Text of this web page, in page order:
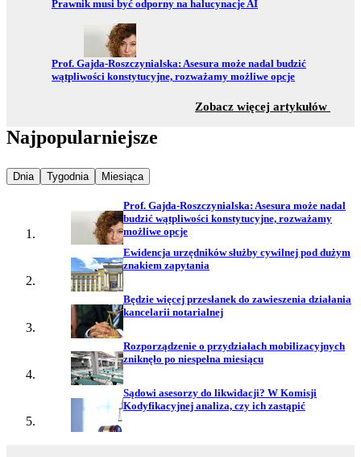
Przejdź do:
Prawnik musi być odporny na halucynacje AI
Przejdź do:
Prof. Gajda-Roszczynialska: Asesura może nadal budzić
wątpliwości konstytucyjne, rozważamy możliwe opcje
Zobacz więcej artykułów
Najpopularniejsze
Najpopularniejsze wiadomości z
Dnia Najpopularniejsze wiadomości z
Tygodnia Najpopularniejsze wiadomości z
Miesiąca
Prof. Gajda-Roszczynialska: Asesura może nadal
budzić wątpliwości konstytucyjne, rozważamy
możliwe opcje
Ewidencja urzędników służby cywilnej pod dużym
znakiem zapytania
Będzie więcej przesłanek do zawieszenia działania
kancelarii notarialnej
Rozporządzenie o przydziałach mobilizacyjnych
zniknęło po niespełna miesiącu
Sądowi asesorzy do likwidacji? W Komisji
Kodyfikacyjnej analiza, czy ich zastąpić